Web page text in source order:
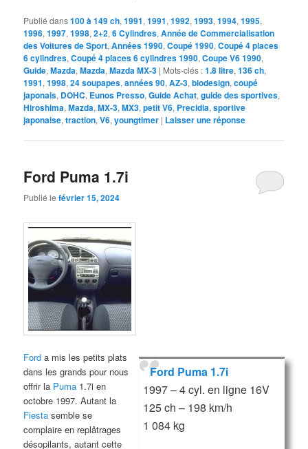
Publié dans100 à 149 ch,1991,1991,1992,1993,1994,1995,
1996,1997,1998,2+2,6 Cylindres,Année de Commercialisation
des Voitures de Sport,Années 1990,Coupé 1990,Coupé 4 places
6 cylindres,Coupé 4 places 6 cylindres 1990,Coupe V6 1990,
Guide,Mazda,Mazda,Mazda MX-3 | Mots-clés :1.8 litre,136 ch,
1991,1998,24 soupapes,années 90,AZ-3,biodesign,coupé
japonais, DOHC, Eunos Presso,Guide Achat,guide des sportives,
Hiroshima,Mazda,MX-3,MX3,petit V6, Precidia,sportive
japonaise,traction,V6,youngtimer | Laisser une réponse
Ford Puma 1.7i
Publié lefévrier 15, 2024
Ford Puma 1.7i
1997 – 4 cyl. en ligne 16V
125 ch – 198 km/h
1 084 kg
Ford a mis les petits plats
dans les grands pour nous
offrir la Puma 1.7i en
octobre 1997. Autant la
Fiesta semble se
complaire en replâtrages
désopilants, autant cette